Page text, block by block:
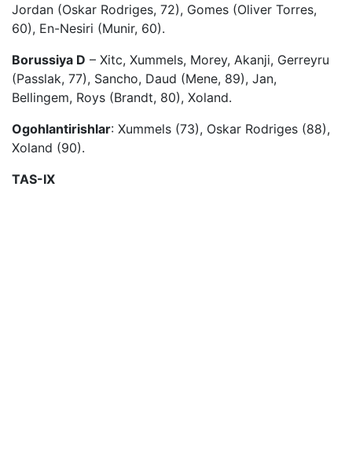
Jordan (Oskar Rodriges, 72), Gomes (Oliver Torres,
60), En-Nesiri (Munir, 60).
Borussiya D – Xitc, Xummels, Morey, Akanji, Gerreyru
(Passlak, 77), Sancho, Daud (Mene, 89), Jan,
Bellingem, Roys (Brandt, 80), Xoland.
Ogohlantirishlar: Xummels (73), Oskar Rodriges (88),
Xoland (90).
TAS-IX